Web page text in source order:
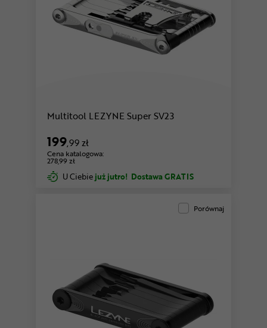
Multitool LEZYNE Super SV23
199,99 zł
Cena katalogowa:
278,99 zł
U Ciebie już jutro! Dostawa GRATIS
Porównaj